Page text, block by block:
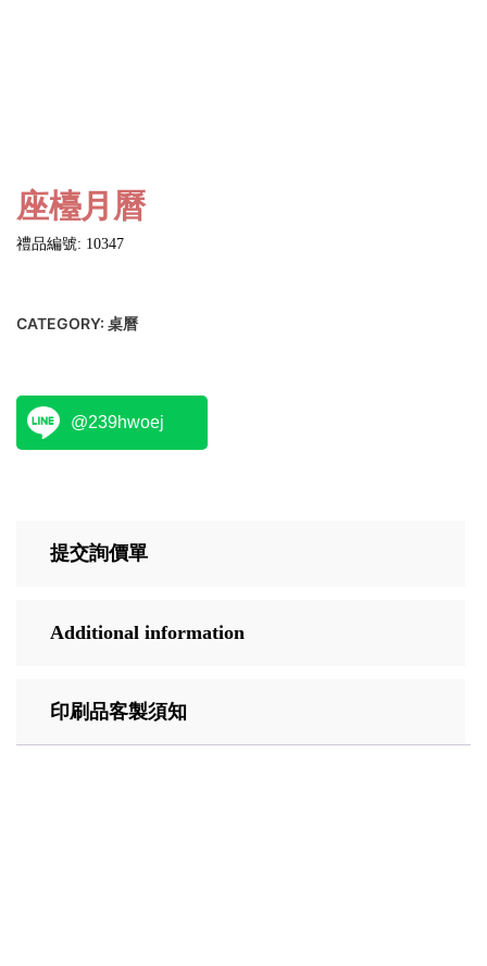
座檯月曆
禮品編號: 10347
CATEGORY: 桌曆
@239hwoej
提交詢價單
Additional information
印刷品客製須知